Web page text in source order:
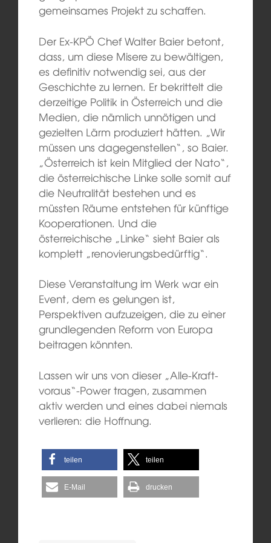
gemeinsames Projekt zu schaffen.
Der Ex-KPÖ Chef Walter Baier betont,
dass, um diese Misere zu bewältigen,
es definitiv notwendig sei, aus der
Geschichte zu lernen. Er bekrittelt die
derzeitige Politik in Österreich und die
Medien, die nämlich unnötigen und
gezielten Lärm produziert hätten. „Wir
müssen uns dagegenstellen“, so Baier.
„Österreich ist kein Mitglied der Nato“,
die österreichische Linke solle somit auf
die Neutralität bestehen und es
müssten Räume entstehen für künftige
Kooperationen. Und die
österreichische „Linke“ sieht Baier als
komplett „renovierungsbedürftig“.
Diese Veranstaltung im Werk war ein
Event, dem es gelungen ist,
Perspektiven aufzuzeigen, die zu einer
grundlegenden Reform von Europa
beitragen könnten.
Lassen wir uns von dieser „Alle-Kraft-
voraus“-Power tragen, zusammen
aktiv werden und eines dabei niemals
verlieren: die Hoffnung.
teilen teilen
E-Mail drucken